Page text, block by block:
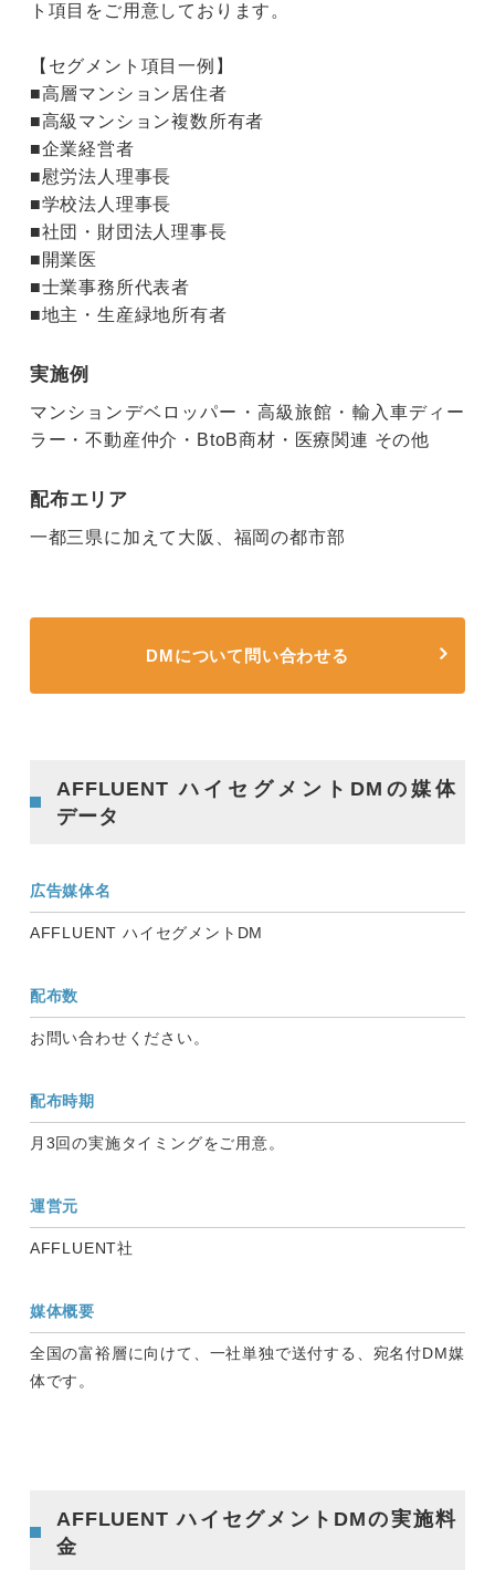
ト項目をご用意しております。
【セグメント項目一例】
■高層マンション居住者
■高級マンション複数所有者
■企業経営者
■慰労法人理事長
■学校法人理事長
■社団・財団法人理事長
■開業医
■士業事務所代表者
■地主・生産緑地所有者
実施例
マンションデベロッパー・高級旅館・輸入車ディー
ラー・不動産仲介・BtoB商材・医療関連 その他
配布エリア
一都三県に加えて大阪、福岡の都市部
DMについて問い合わせる
AFFLUENT ハイセグメントDMの媒体
データ
広告媒体名
AFFLUENT ハイセグメントDM
配布数
お問い合わせください。
配布時期
月3回の実施タイミングをご用意。
運営元
AFFLUENT社
媒体概要
全国の富裕層に向けて、一社単独で送付する、宛名付DM媒
体です。
AFFLUENT ハイセグメントDMの実施料
金